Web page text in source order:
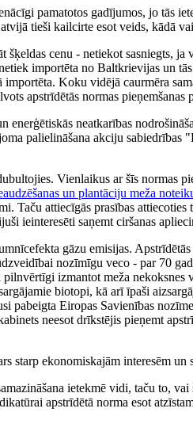
pamatotos gadījumos, jo tās
tieši kailcirte esot veids, kādā
cenu - netiekot sasniegts,
importēta no Baltkrievijas un
Koku vidējā caurmēra
apstrīdētās normas pieņemšanas
neatkarības
palielināšana akciju
Vienlaikus ar šīs normas
un plantāciju meža
Taču attiecīgās prasības attiecoties
ieinteresēti saņemt ciršanas
gāzu emisijas.
nozīmīgu veco - par 70
izmantot meža nekoksnes
biotopi, kā arī īpaši
pabeigta Eiropas Savienības
neesot drīkstējis pieņemt
starp ekonomiskajām interesēm
ietekmē vidi, taču to,
apstrīdētā norma esot